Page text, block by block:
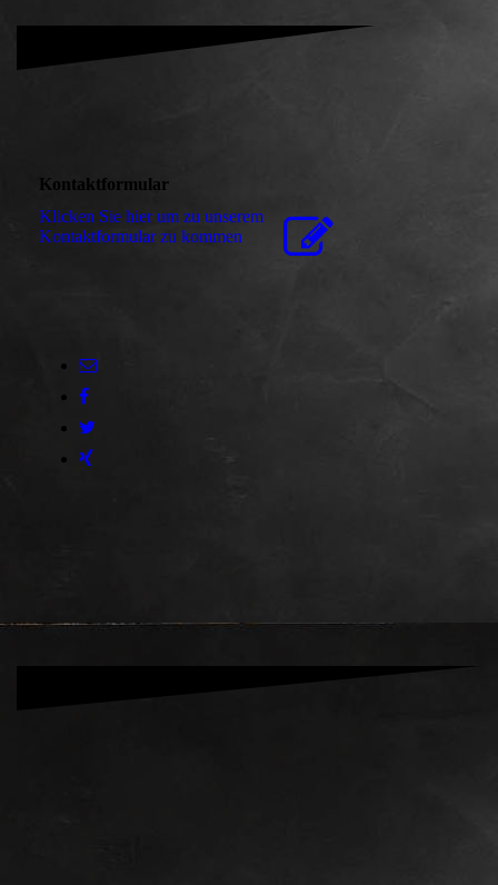
Kontaktformular
Klicken Sie hier um zu unserem
Kon­takt­for­mu­lar zu kommen